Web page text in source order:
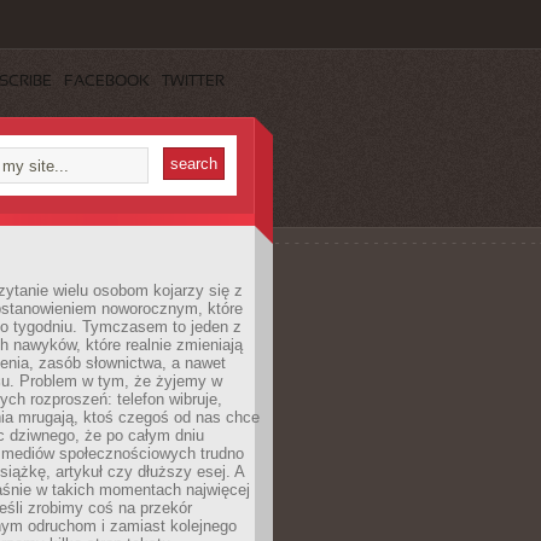
FACEBOOK TWITTER
wielu osobom kojarzy się z
noworocznym, które
tygodniu. Tymczasem to jeden z
nawyków, które realnie zmieniają
zasób słownictwa, a nawet
Problem w tym, że żyjemy w
rozproszeń: telefon wibruje,
mrugają, ktoś czegoś od nas chce
dziwnego, że po całym dniu
społecznościowych trudno
artykuł czy dłuższy esej. A
w takich momentach najwięcej
zrobimy coś na przekór
odruchom i zamiast kolejnego